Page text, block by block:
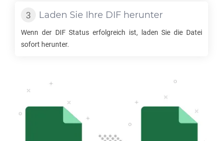
Laden Sie Ihre DIF herunter
Wenn der DIFStatus erfolgreich ist, laden Sie die Datei
sofort herunter.